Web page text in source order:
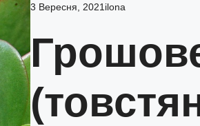
3 Вересня, 2021 ilona